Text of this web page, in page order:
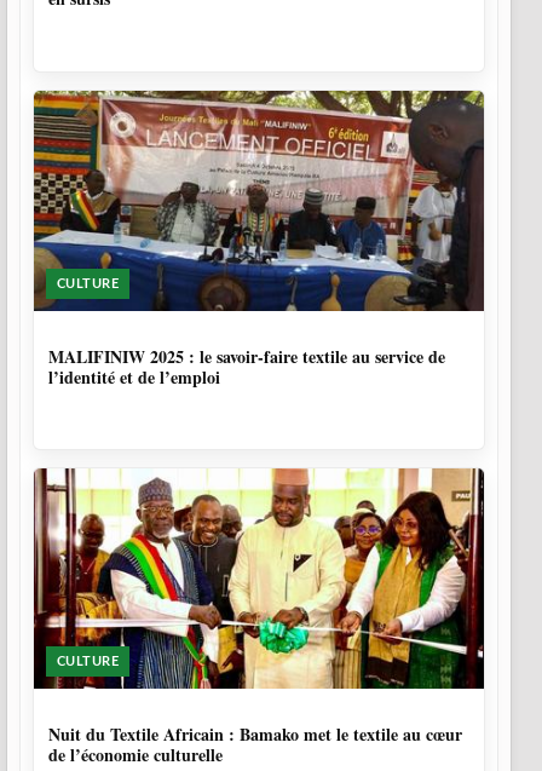
CULTURE
MALIFINIW 2025 : le savoir-faire textile au service de
l’identité et de l’emploi
CULTURE
Nuit du Textile Africain : Bamako met le textile au cœur
de l’économie culturelle